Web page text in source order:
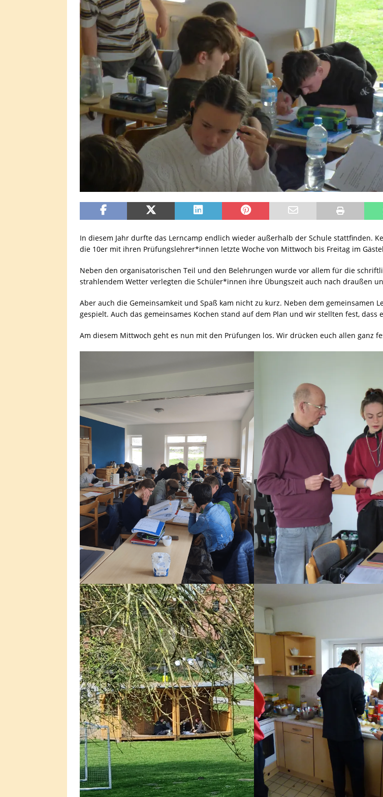
In diesem Jahr durfte das Lerncamp endlich wieder außerhalb der Schule stattfinden.
die 10er mit ihren Prüfungslehrer*innen letzte Woche von Mittwoch bis Freitag im
Neben den organisatorischen Teil und den Belehrungen wurde vor allem für die
strahlendem Wetter verlegten die Schüler*innen ihre Übungszeit auch nach draußen
Aber auch die Gemeinsamkeit und Spaß kam nicht zu kurz. Neben dem gemeinsamen
gespielt. Auch das gemeinsames Kochen stand auf dem Plan und wir stellten fest,
Am diesem Mittwoch geht es nun mit den Prüfungen los. Wir drücken euch allen ganz